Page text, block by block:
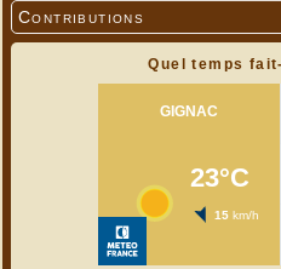
Contributions
Quel temps